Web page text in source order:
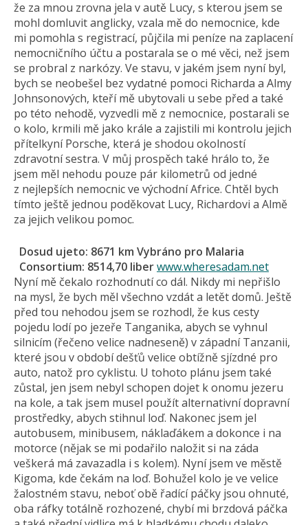
že za mnou zrovna jela v autě Lucy, s kterou jsem se
mohl domluvit anglicky, vzala mě do nemocnice, kde
mi pomohla s registrací, půjčila mi peníze na zaplacení
nemocničního účtu a postarala se o mé věci, než jsem
se probral z narkózy. Ve stavu, v jakém jsem nyní byl,
bych se neobešel bez vydatné pomoci Richarda a Almy
Johnsonových, kteří mě ubytovali u sebe před a také
po této nehodě, vyzvedli mě z nemocnice, postarali se
o kolo, krmili mě jako krále a zajistili mi kontrolu jejich
přítelkyní Porsche, která je shodou okolností
zdravotní sestra. V můj prospěch také hrálo to, že
jsem měl nehodu pouze pár kilometrů od jedné
z nejlepších nemocnic ve východní Africe. Chtěl bych
tímto ještě jednou poděkovat Lucy, Richardovi a Almě
za jejich velikou pomoc.
Dosud ujeto: 8671 km Vybráno pro Malaria
Consortium: 8514,70 liberwww.wheresadam.net
Nyní mě čekalo rozhodnutí co dál. Nikdy mi nepřišlo
na mysl, že bych měl všechno vzdát a letět domů. Ještě
před tou nehodou jsem se rozhodl, že kus cesty
pojedu lodí po jezeře Tanganika, abych se vyhnul
silnicím (řečeno velice nadneseně) v západní Tanzanii,
které jsou v období dešťů velice obtížně sjízdné pro
auto, natož pro cyklistu. U tohoto plánu jsem také
zůstal, jen jsem nebyl schopen dojet k onomu jezeru
na kole, a tak jsem musel použít alternativní dopravní
prostředky, abych stihnul loď. Nakonec jsem jel
autobusem, minibusem, náklaďákem a dokonce i na
motorce (nějak se mi podařilo naložit si na záda
veškerá má zavazadla i s kolem). Nyní jsem ve městě
Kigoma, kde čekám na loď. Bohužel kolo je ve velice
žalostném stavu, neboť obě řadící páčky jsou ohnuté,
oba ráfky totálně rozhozené, chybí mi brzdová páčka